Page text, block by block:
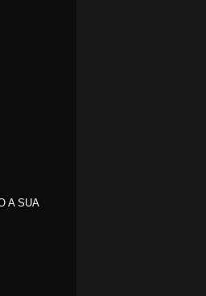
A SUA